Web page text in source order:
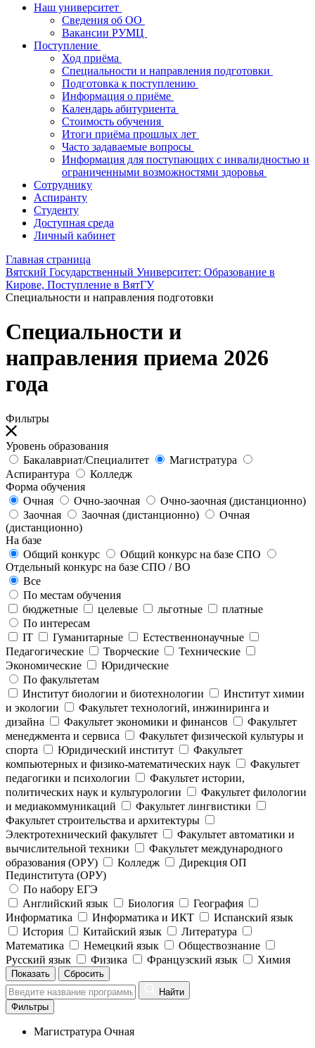
Наш университет
Сведения об ОО
Вакансии РУМЦ
Поступление
Ход приёма
Специальности и направления подготовки
Подготовка к поступлению
Информация о приёме
Календарь абитуриента
Стоимость обучения
Итоги приёма прошлых лет
Часто задаваемые вопросы
Информация для поступающих с инвалидностью и
ограниченными возможностями здоровья
Сотруднику
Аспиранту
Студенту
Доступная среда
Личный кабинет
Главная страница
Вятский Государственный Университет: Образование в
Кирове, Поступление в ВятГУ
Специальности и направления подготовки
Специальности и
направления приема 2026
года
Фильтры
Уровень образования
Бакалавриат/Специалитет
Магистратура
Аспирантура
Колледж
Форма обучения
Очная
Очно-заочная
Очно-заочная (дистанционно)
Заочная
Заочная (дистанционно)
Очная
(дистанционно)
На базе
Общий конкурс
Общий конкурс на базе СПО
Отдельный конкурс на базе СПО / ВО
Все
По местам обучения
бюджетные
целевые льготные
платные
По интересам
IT
Гуманитарные
Естественнонаучные
Педагогические
Творческие
Технические
Экономические
Юридические
По факультетам
Институт биологии и биотехнологии
Институт химии
и экологии
Факультет технологий, инжиниринга и
дизайна
Факультет экономики и финансов
Факультет
менеджмента и сервиса
Факультет физической культуры и
спорта
Юридический институт
Факультет
компьютерных и физико-математических наук
Факультет
педагогики и психологии
Факультет истории,
политических наук и культурологии
Факультет филологии
и медиакоммуникаций
Факультет лингвистики
Факультет строительства и архитектуры
Электротехнический факультет
Факультет автоматики и
вычислительной техники
Факультет международного
образования (ОРУ)
Колледж
Дирекция ОП
Пединститута (ОРУ)
По набору ЕГЭ
Английский язык
Биология
География
Информатика
Информатика и ИКТ
Испанский язык
История
Китайский язык
Литература
Математика
Немецкий язык
Обществознание
Русский язык
Физика Французский язык Химия
Показать
Сбросить
Найти
Фильтры
Магистратура Очная